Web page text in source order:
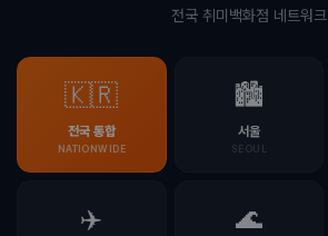
전국 취미백화점 네트워크
🇰🇷
전국 통합
NATIONWIDE
🏙️
서울
SEOUL
✈️ 🌊